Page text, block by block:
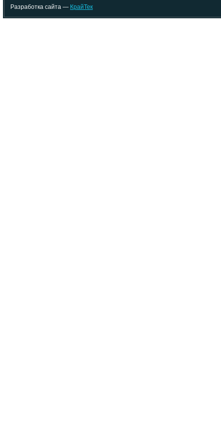
Разработка сайта — КрайТек